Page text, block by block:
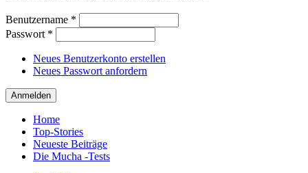
Benutzername *
Passwort *
Neues Benutzerkonto erstellen
Neues Passwort anfordern
Home
Top-Stories
Neueste Beiträge
Die Mucha -Tests